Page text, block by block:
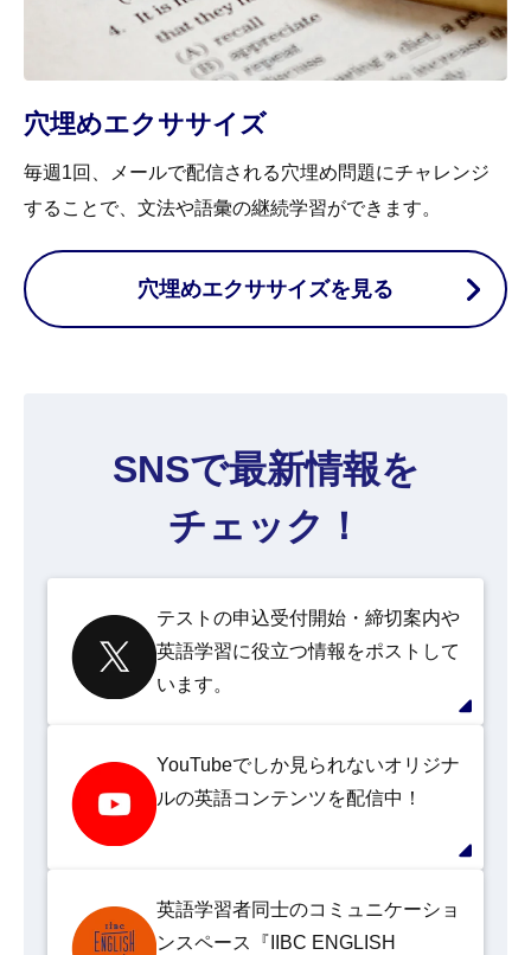
穴埋めエクササイズ
毎週1回、メールで配信される穴埋め問題にチャレンジ
することで、文法や語彙の継続学習ができます。
穴埋めエクササイズを見る
SNSで最新情報を
チェック！
テストの申込受付開始・締切案内や
英語学習に役立つ情報をポストして
います。
YouTubeでしか見られないオリジナ
ルの英語コンテンツを配信中！
英語学習者同士のコミュニケーショ
ンスペース『IIBC ENGLISH